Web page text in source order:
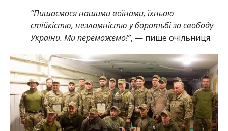
“Пишаємося нашими воїнами, їхньою
стійкістю, незламністю у боротьбі за свободу
України. Ми переможемо!”, — пише очільниця.